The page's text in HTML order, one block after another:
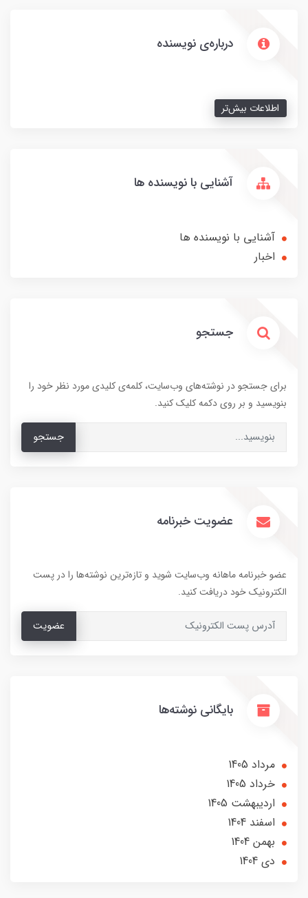
درباره‌ی نویسنده
اطلاعات بیش‌تر
آشنایی با نویسنده ها
آشنایی با نویسنده ها
اخبار
جستجو
برای جستجو در نوشته‌های وب‌سایت، کلمه‌ی کلیدی مورد نظر خود را
بنویسید و بر روی دکمه کلیک کنید.
جستجو
عضویت خبرنامه
عضو خبرنامه ماهانه وب‌سایت شوید و تازه‌ترین نوشته‌ها را در پست
الکترونیک خود دریافت کنید.
عضویت
بایگانی نوشته‌ها
مرداد 1405
خرداد 1405
ارديبهشت 1405
اسفند 1404
بهمن 1404
دی 1404